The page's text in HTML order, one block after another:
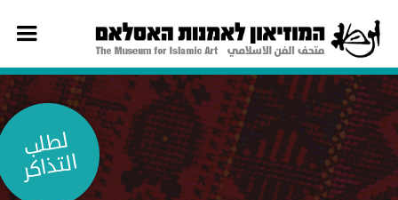
لط
لب
التذ
اك
ر